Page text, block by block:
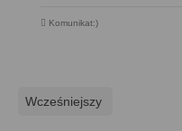
Komunikat:)
Wcześniejszy